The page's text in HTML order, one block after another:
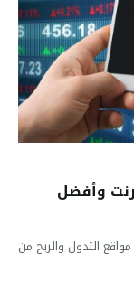
وأفضل
التدول والربح من